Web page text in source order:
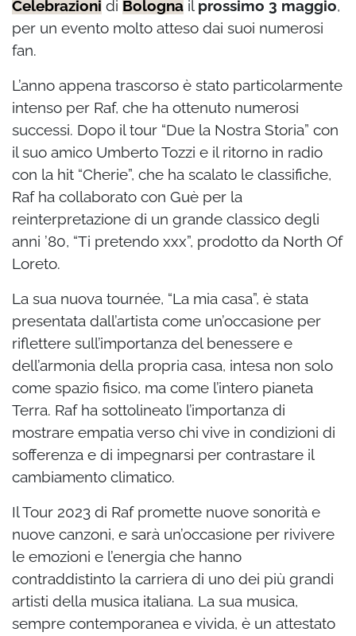
Celebrazioni di Bologna il prossimo 3 maggio,
per un evento molto atteso dai suoi numerosi
fan.
L’anno appena trascorso è stato particolarmente
intenso per Raf, che ha ottenuto numerosi
successi. Dopo il tour “Due la Nostra Storia” con
il suo amico Umberto Tozzi e il ritorno in radio
con la hit “Cherie”, che ha scalato le classifiche,
Raf ha collaborato con Guè per la
reinterpretazione di un grande classico degli
anni ’80, “Ti pretendo xxx”, prodotto da North Of
Loreto.
La sua nuova tournée, “La mia casa”, è stata
presentata dall’artista come un’occasione per
riflettere sull’importanza del benessere e
dell’armonia della propria casa, intesa non solo
come spazio fisico, ma come l’intero pianeta
Terra. Raf ha sottolineato l’importanza di
mostrare empatia verso chi vive in condizioni di
sofferenza e di impegnarsi per contrastare il
cambiamento climatico.
Il Tour 2023 di Raf promette nuove sonorità e
nuove canzoni, e sarà un’occasione per rivivere
le emozioni e l’energia che hanno
contraddistinto la carriera di uno dei più grandi
artisti della musica italiana. La sua musica,
sempre contemporanea e vivida, è un attestato